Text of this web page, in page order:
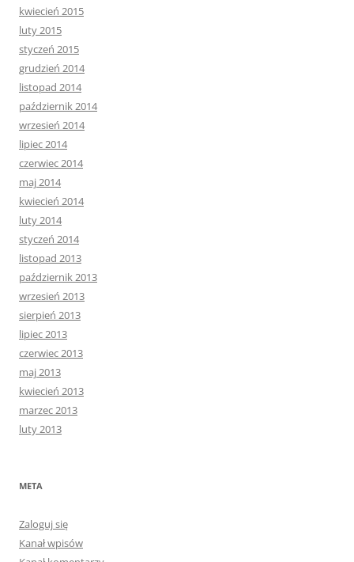
kwiecień 2015
luty 2015
styczeń 2015
grudzień 2014
listopad 2014
październik 2014
wrzesień 2014
lipiec 2014
czerwiec 2014
maj 2014
kwiecień 2014
luty 2014
styczeń 2014
listopad 2013
październik 2013
wrzesień 2013
sierpień 2013
lipiec 2013
czerwiec 2013
maj 2013
kwiecień 2013
marzec 2013
luty 2013
META
Zaloguj się
Kanał wpisów